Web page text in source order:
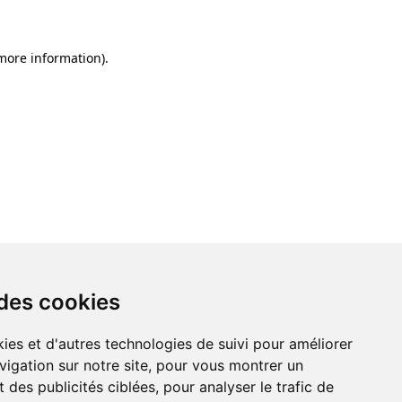
cookies
et d'autres technologies de suivi pour améliorer
sur notre site, pour vous montrer un
des publicités ciblées, pour analyser le trafic de
information).